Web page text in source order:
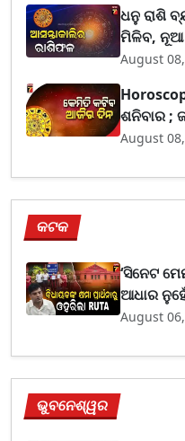
ଧନୁ ରାଶି
ମିଳିବ, ନୂଆ
August
ଶନିବାର ;
August
କଟକ
‘ସିନେଟ
ଆଧାର
August
ଭୁବନେଶ୍ୱର